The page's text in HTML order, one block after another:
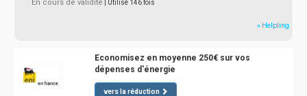
En cours de validité | Utilisé 146 fois
» Helpling
Economisez en moyenne 250€ sur vos
dépenses d'énergie
vers la réduction